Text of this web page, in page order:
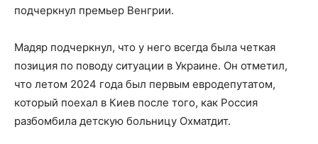
подчеркнул премьер Венгрии.
Мадяр подчеркнул, что у него всегда была четкая
позиция по поводу ситуации в Украине. Он отметил,
что летом 2024 года был первым евродепутатом,
который поехал в Киев после того, как Россия
разбомбила детскую больницу Охматдит.